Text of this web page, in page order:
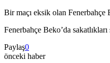
Bir maçı eksik olan Fenerbahçe
Fenerbahçe Beko’da
Paylaş0
önceki haber